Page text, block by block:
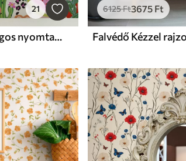
21
Falvédő Absztrakt virágos nyomtatás pop art stílusban
6125Ft3675 Ft